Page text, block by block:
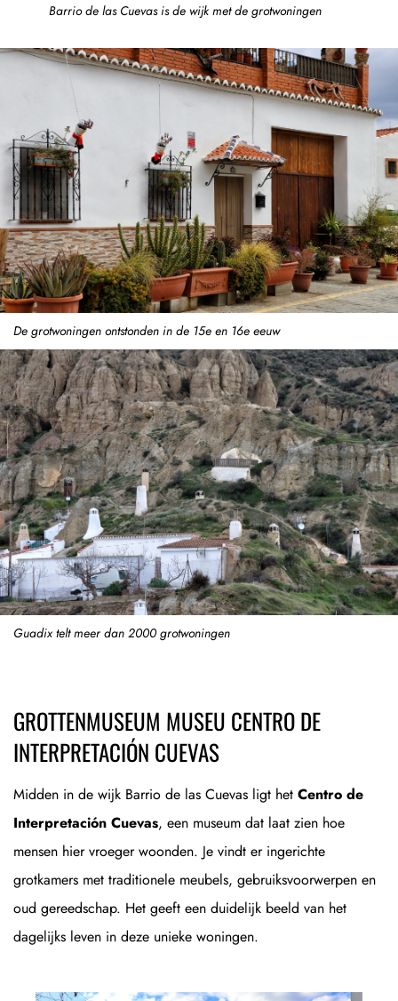
Barrio de las Cuevas is de wijk met de grotwoningen
De grotwoningen ontstonden in de 15e en 16e eeuw
Guadix telt meer dan 2000 grotwoningen
GROTTENMUSEUM MUSEU CENTRO DE
INTERPRETACIÓN CUEVAS
Midden in de wijk Barrio de las Cuevas ligt het Centro de
Interpretación Cuevas, een museum dat laat zien hoe
mensen hier vroeger woonden. Je vindt er ingerichte
grotkamers met traditionele meubels, gebruiksvoorwerpen en
oud gereedschap. Het geeft een duidelijk beeld van het
dagelijks leven in deze unieke woningen.